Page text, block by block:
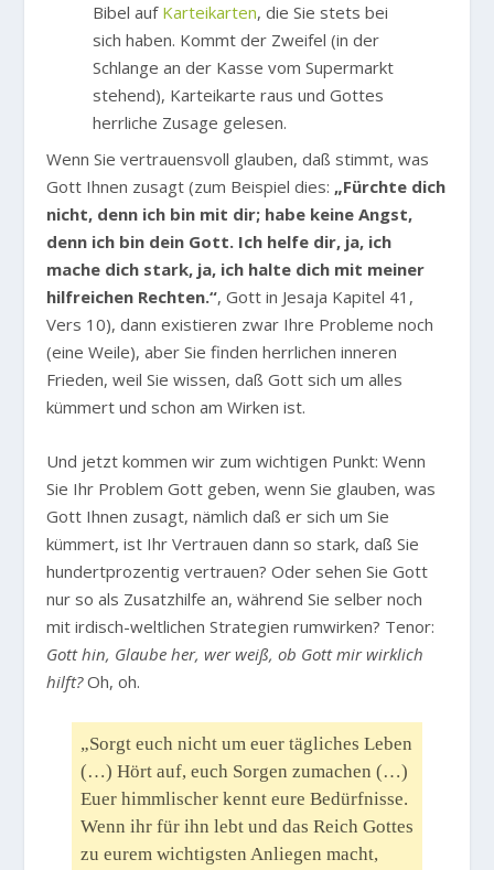
Bibel auf Karteikarten, die Sie stets bei
sich haben. Kommt der Zweifel (in der
Schlange an der Kasse vom Supermarkt
stehend), Karteikarte raus und Gottes
herrliche Zusage gelesen.
Wenn Sie vertrauensvoll glauben, daß stimmt, was
Gott Ihnen zusagt (zum Beispiel dies: „Fürchte dich
nicht, denn ich bin mit dir; habe keine Angst,
denn ich bin dein Gott. Ich helfe dir, ja, ich
mache dich stark, ja, ich halte dich mit meiner
hilfreichen Rechten.“, Gott in Jesaja Kapitel 41,
Vers 10), dann existieren zwar Ihre Probleme noch
(eine Weile), aber Sie finden herrlichen inneren
Frieden, weil Sie wissen, daß Gott sich um alles
kümmert und schon am Wirken ist.
Und jetzt kommen wir zum wichtigen Punkt: Wenn
Sie Ihr Problem Gott geben, wenn Sie glauben, was
Gott Ihnen zusagt, nämlich daß er sich um Sie
kümmert, ist Ihr Vertrauen dann so stark, daß Sie
hundertprozentig vertrauen? Oder sehen Sie Gott
nur so als Zusatzhilfe an, während Sie selber noch
mit irdisch-weltlichen Strategien rumwirken? Tenor:
Gott hin, Glaube her, wer weiß, ob Gott mir wirklich
hilft?Oh, oh.
„Sorgt euch nicht um euer tägliches Leben
(…) Hört auf, euch Sorgen zumachen (…)
Euer himmlischer kennt eure Bedürfnisse.
Wenn ihr für ihn lebt und das Reich Gottes
zu eurem wichtigsten Anliegen macht,